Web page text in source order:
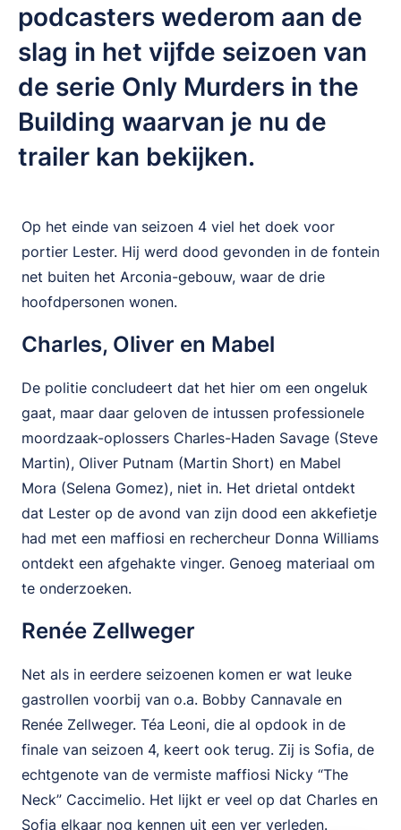
podcasters wederom aan de
slag in het vijfde seizoen van
de serie Only Murders in the
Building waarvan je nu de
trailer kan bekijken.
Op het einde van seizoen 4 viel het doek voor
portier Lester. Hij werd dood gevonden in de fontein
net buiten het Arconia-gebouw, waar de drie
hoofdpersonen wonen.
Charles, Oliver en Mabel
De politie concludeert dat het hier om een ongeluk
gaat, maar daar geloven de intussen professionele
moordzaak-oplossers Charles-Haden Savage (Steve
Martin), Oliver Putnam (Martin Short) en Mabel
Mora (Selena Gomez), niet in. Het drietal ontdekt
dat Lester op de avond van zijn dood een akkefietje
had met een maffiosi en rechercheur Donna Williams
ontdekt een afgehakte vinger. Genoeg materiaal om
te onderzoeken.
Renée Zellweger
Net als in eerdere seizoenen komen er wat leuke
gastrollen voorbij van o.a. Bobby Cannavale en
Renée Zellweger. Téa Leoni, die al opdook in de
finale van seizoen 4, keert ook terug. Zij is Sofia, de
echtgenote van de vermiste maffiosi Nicky “The
Neck” Caccimelio. Het lijkt er veel op dat Charles en
Sofia elkaar nog kennen uit een ver verleden.